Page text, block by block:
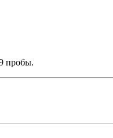
пробы.